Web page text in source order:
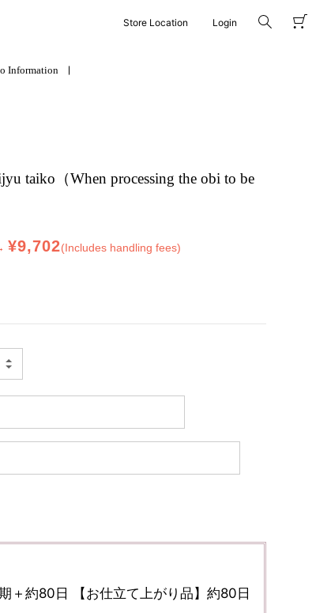
Login
Store Location
Information
taiko（When processing the obi to be
¥9,702(Includes handling fees)
＋約80日 【お仕立て上がり品】約80日